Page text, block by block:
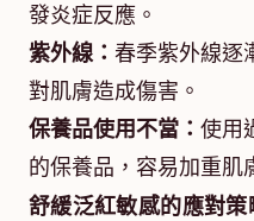
發炎症反應。
紫外線： 春季紫外線逐
對肌膚造成傷害。
保養品使用不當： 使用
的保養品，容易加重肌
舒緩泛紅敏感的應對策